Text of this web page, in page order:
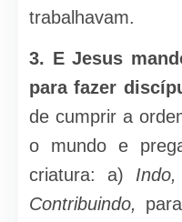
trabalhavam.
3. E Jesus
para fazer
de cumprir a
o mun­do e
criatura: a) Indo,
Contribuindo,